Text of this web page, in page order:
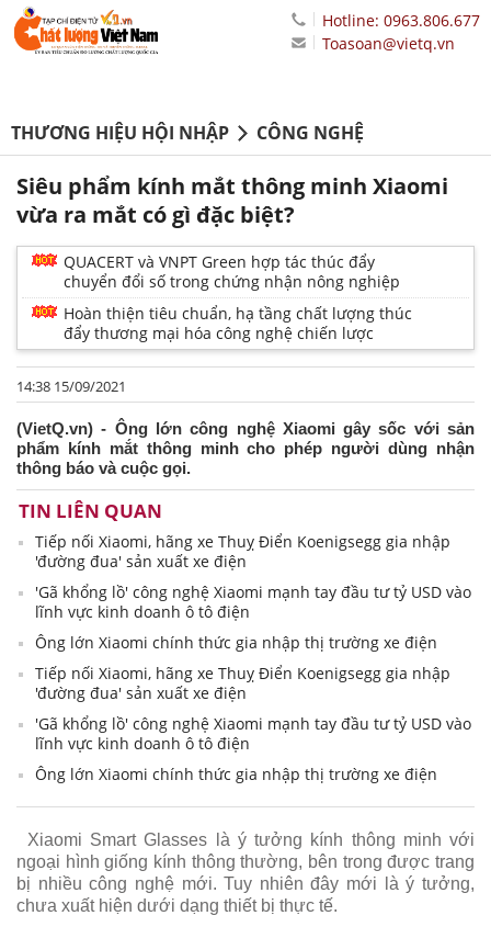
Hotline: 0963.806.677
Toasoan@vietq.vn
THƯƠNG HIỆU HỘI NHẬP CÔNG NGHỆ
Siêu phẩm kính mắt thông minh Xiaomi
vừa ra mắt có gì đặc biệt?
QUACERT và VNPT Green hợp tác thúc đẩy
chuyển đổi số trong chứng nhận nông nghiệp
Hoàn thiện tiêu chuẩn, hạ tầng chất lượng thúc
đẩy thương mại hóa công nghệ chiến lược
14:38 15/09/2021
(VietQ.vn) - Ông lớn công nghệ Xiaomi gây sốc với sản
phẩm kính mắt thông minh cho phép người dùng nhận
thông báo và cuộc gọi.
TIN LIÊN QUAN
Tiếp nối Xiaomi, hãng xe Thuỵ Điển Koenigsegg gia nhập
'đường đua' sản xuất xe điện
'Gã khổng lồ' công nghệ Xiaomi mạnh tay đầu tư tỷ USD vào
lĩnh vực kinh doanh ô tô điện
Ông lớn Xiaomi chính thức gia nhập thị trường xe điện
Tiếp nối Xiaomi, hãng xe Thuỵ Điển Koenigsegg gia nhập
'đường đua' sản xuất xe điện
'Gã khổng lồ' công nghệ Xiaomi mạnh tay đầu tư tỷ USD vào
lĩnh vực kinh doanh ô tô điện
Ông lớn Xiaomi chính thức gia nhập thị trường xe điện
Xiaomi Smart Glasses là ý tưởng kính thông minh với
ngoại hình giống kính thông thường, bên trong được trang
bị nhiều công nghệ mới. Tuy nhiên đây mới là ý tưởng,
chưa xuất hiện dưới dạng thiết bị thực tế.